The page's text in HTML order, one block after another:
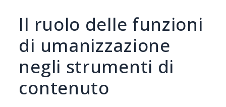
Il ruolo delle funzioni
di umanizzazione
negli strumenti di
contenuto